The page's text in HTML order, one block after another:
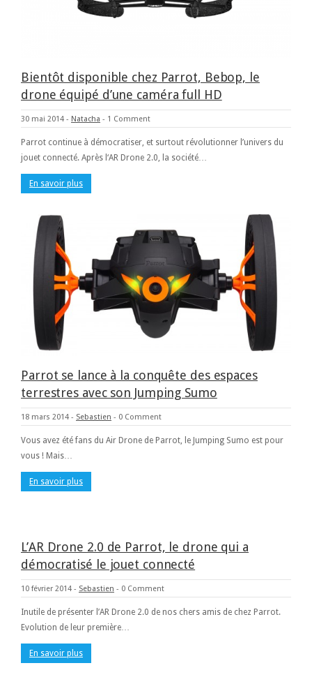
Bientôt disponible chez Parrot, Bebop, le
drone équipé d’une caméra full HD
30 mai 2014 - Natacha - 1 Comment
Parrot continue à démocratiser, et surtout révolutionner l’univers du
jouet connecté. Après l‘AR Drone 2.0, la société…
En savoir plus
Parrot se lance à la conquête des espaces
terrestres avec son Jumping Sumo
18 mars 2014 - Sebastien - 0 Comment
Vous avez été fans du Air Drone de Parrot, le Jumping Sumo est pour
vous ! Mais…
En savoir plus
L’AR Drone 2.0 de Parrot, le drone qui a
démocratisé le jouet connecté
10 février 2014 - Sebastien - 0 Comment
Inutile de présenter l’AR Drone 2.0 de nos chers amis de chez Parrot.
Evolution de leur première…
En savoir plus